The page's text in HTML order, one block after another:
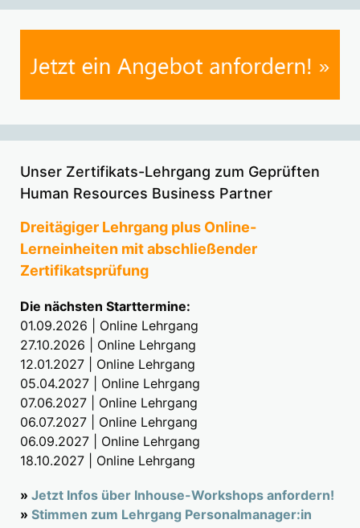
Unser Zertifikats-Lehrgang zum Geprüften
Human Resources Business Partner
Dreitägiger Lehrgang plus Online-
Lerneinheiten mit abschließender
Zertifikatsprüfung
Die nächsten Starttermine:
01.09.2026 | Online Lehrgang
27.10.2026 | Online Lehrgang
12.01.2027 | Online Lehrgang
05.04.2027 | Online Lehrgang
07.06.2027 | Online Lehrgang
06.07.2027 | Online Lehrgang
06.09.2027 | Online Lehrgang
18.10.2027 | Online Lehrgang
» Jetzt Infos über Inhouse-Workshops anfordern!
» Stimmen zum Lehrgang Personalmanager:in